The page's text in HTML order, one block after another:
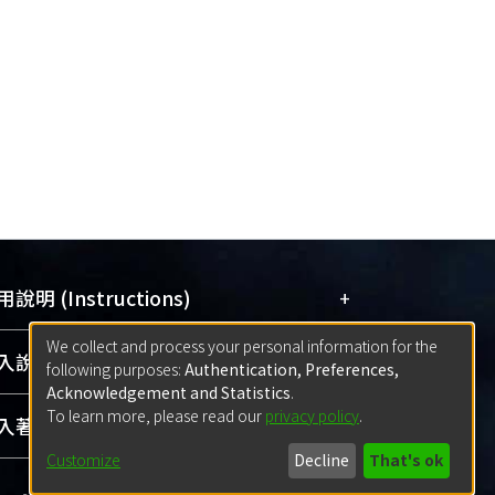
說明 (Instructions) +
站簡介(Quickstart Guide)
用手冊(Instruction Manual)
線上預約服務(Booking Service)
說明 (Sign-in) +
案一：臺灣大學計算機中心帳號登入
C&INC Email Account)
(With ORCID)
著作 (Submission) +
方案一：定期更新ORCID者，以ID匯入
We collect and process your personal information for the
following purposes: Authentication, Preferences,
Acknowledgement and Statistics.
To learn more, please read our privacy policy.
Customize Decline That's ok